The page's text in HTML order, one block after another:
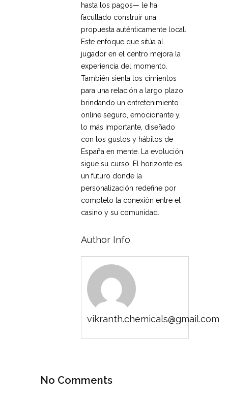
hasta los pagos— le ha
facultado construir una
propuesta auténticamente local.
Este enfoque que sitúa al
jugador en el centro mejora la
experiencia del momento.
También sienta los cimientos
para una relación a largo plazo,
brindando un entretenimiento
online seguro, emocionante y,
lo más importante, diseñado
con los gustos y hábitos de
España en mente. La evolución
sigue su curso. El horizonte es
un futuro donde la
personalización redefine por
completo la conexión entre el
casino y su comunidad.
Author Info
vikranth.chemicals@gmail.com
No Comments